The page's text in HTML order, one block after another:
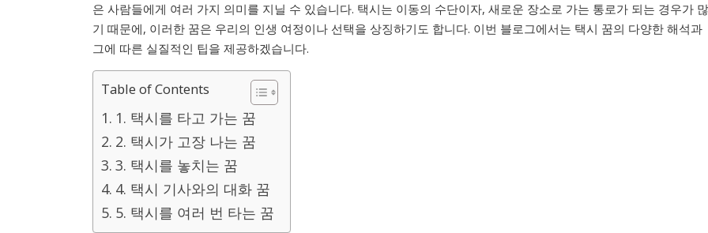
은 사람들에게 여러 가지 의미를 지닐 수 있습니다. 택시는 이동의 수단이자, 새로운 장소로 가는 통로가 되는 경우가 많
기 때문에, 이러한 꿈은 우리의 인생 여정이나 선택을 상징하기도 합니다. 이번 블로그에서는 택시 꿈의 다양한 해석과
그에 따른 실질적인 팁을 제공하겠습니다.
Table of Contents
1. 택시를 타고 가는 꿈
2. 택시가 고장 나는 꿈
3. 택시를 놓치는 꿈
4. 택시 기사와의 대화 꿈
5. 택시를 여러 번 타는 꿈